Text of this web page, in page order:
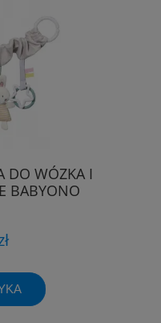
DO WÓZKA I
BABYONO